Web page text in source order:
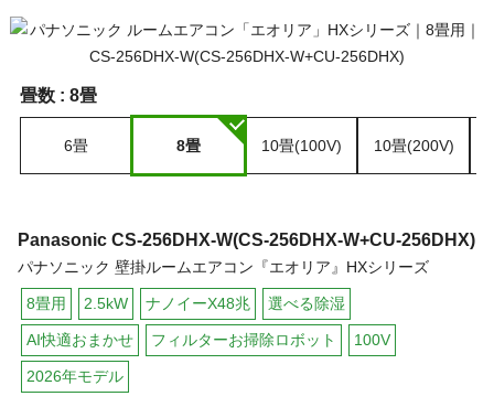
畳数 : 8畳
6畳 8畳 10畳(100V) 10畳(200V)
Panasonic CS-256DHX-W(CS-256DHX-W+CU-256DHX)
パナソニック 壁掛ルームエアコン『エオリア』HXシリーズ
8畳用 2.5kW ナノイーX48兆 選べる除湿
AI快適おまかせ フィルターお掃除ロボット 100V
2026年モデル